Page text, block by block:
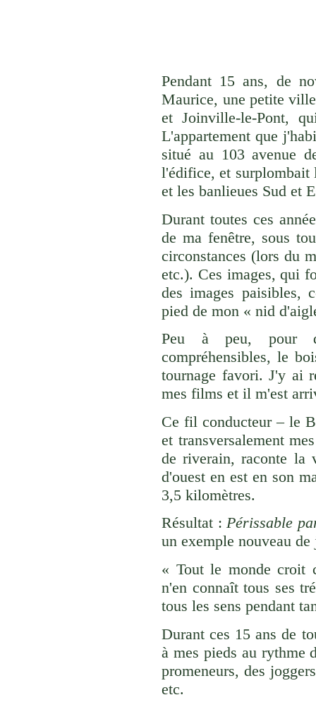
Pendant 15 ans, de
Maurice, une petite
et Joinville-le-Pont,
L'appartement que
situé au 103 avenue
l'édifice, et surplombait
et les banlieues Sud et
Durant toutes ces
de ma fenêtre, sous
circonstances (lors du
etc.). Ces images, qui
des images paisibles,
pied de mon « nid
Peu à peu, pour
compréhensibles, le
tournage favori. J'y ai
mes films et il m'est
Ce fil conducteur – le
et transversalement
de riverain, raconte la
d'ouest en est en son
3,5 kilomètres.
Résultat :Périssable
un exemple nouveau
« Tout le monde croit
n'en connaît tous ses
tous les sens pendant
Durant ces 15 ans de
à mes pieds au rythme
promeneurs, des
etc.